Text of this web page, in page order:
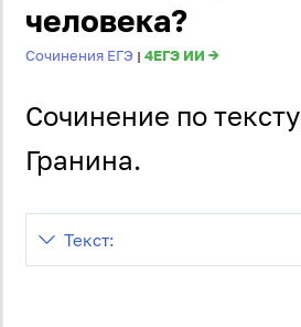
человека?
Сочинения ЕГЭ | 4ЕГЭ ИИ →
Сочинение по
Гранина.
Текст: